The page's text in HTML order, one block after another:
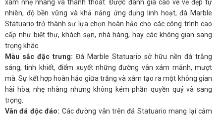
xám nhẹ nhàng và thanh thoát. Được đánh giá cao về vẻ đẹp tự
nhiên, độ bền vững và khả năng ứng dụng linh hoạt, đá Marble
Statuario trở thành sự lựa chọn hoàn hảo cho các công trình cao
cấp như biệt thự, khách sạn, nhà hàng, hay các không gian sang
trọng khác.
Màu sắc đặc trưng: Đá Marble Statuario sở hữu nền đá trắng
sáng, tinh khiết, điểm xuyết những đường vân xám mảnh, mượt
mà. Sự kết hợp hoàn hảo giữa trắng và xám tạo ra một không gian
hài hòa, nhẹ nhàng nhưng không kém phần quyền quý và sang
trọng.
Vân đá độc đáo: Các đường vân trên đá Statuario mang lại cảm